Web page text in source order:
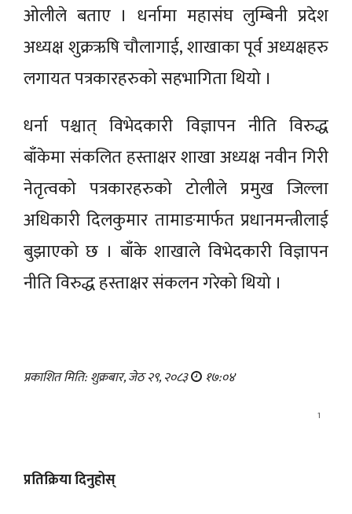
ओलीले बताए । धर्नामा महासंघ लुम्बिनी प्रदेश
अध्यक्ष शुक्रऋषि चौलागाई, शाखाका पूर्व अध्यक्षहरु
लगायत पत्रकारहरुको सहभागिता थियो ।
धर्ना पश्चात् विभेदकारी विज्ञापन नीति विरुद्ध
बाँकेमा संकलित हस्ताक्षर शाखा अध्यक्ष नवीन गिरी
नेतृत्वको पत्रकारहरुको टोलीले प्रमुख जिल्ला
अधिकारी दिलकुमार तामाङमार्फत प्रधानमन्त्रीलाई
बुझाएको छ । बाँके शाखाले विभेदकारी विज्ञापन
नीति विरुद्ध हस्ताक्षर संकलन गरेको थियो ।
प्रकाशित मिति: शुक्रबार, जेठ २९, २०८३ १७:०४
1
प्रतिक्रिया दिनुहोस्